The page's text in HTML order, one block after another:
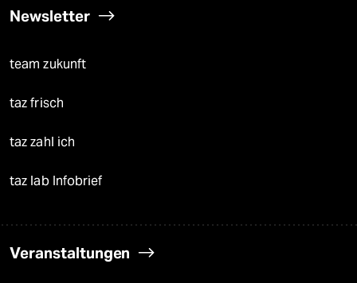
Newsletter
team zukunft
taz frisch
taz zahl ich
taz lab Infobrief
Veranstaltungen